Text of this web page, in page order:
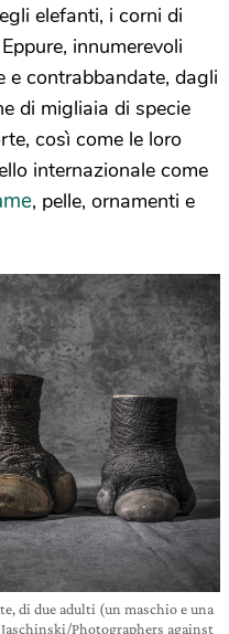
elefanti, i corni di
innumerevoli
e contrabbandate, dagli
di migliaia di specie
così come le loro
internazionale come
, pelle, ornamenti e
di due adulti (un maschio e una
Photographers against